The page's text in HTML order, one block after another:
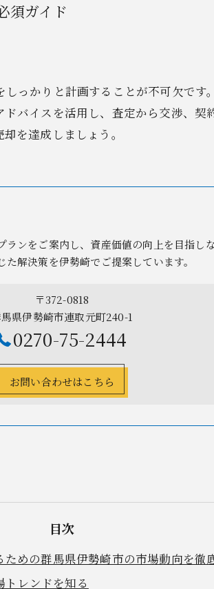
須ガイド
っかりと計画することが不可欠で
バイスを活用し、査定から交渉、
を達成しましょう。
ンをご案内し、資産価値の向上を目指し
解決策を伊勢崎でご提案しています。
〒372-0818
県伊勢崎市連取元町240-1
0270-75-2444
お問い合わせはこちら
目次
ための群馬県伊勢崎市の市場動向を徹
トレンドを知る